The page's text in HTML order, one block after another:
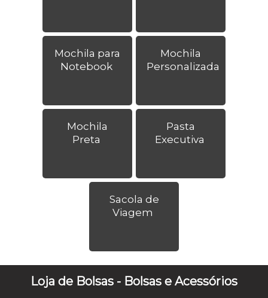
Mochila para
Notebook
Mochila
Personalizada
Mochila
Preta
Pasta
Executiva
Sacola de
Viagem
Loja de Bolsas - Bolsas e Acessórios